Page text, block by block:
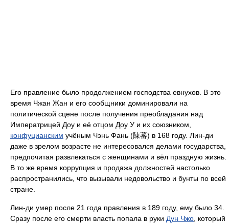
Его правление было продолжением господства евнухов. В это
время Чжан Жан и его сообщники доминировали на
политической сцене после получения преобладания над
Императрицей Доу и её отцом Доу У и их союзником,
конфуцианским учёным Чэнь Фань (陳蕃) в 168 году. Лин-ди
даже в зрелом возрасте не интересовался делами государства,
предпочитая развлекаться с женщинами и вёл праздную жизнь.
В то же время коррупция и продажа должностей настолько
распространились, что вызывали недовольство и бунты по всей
стране.
Лин-ди умер после 21 года правления в 189 году, ему было 34.
Сразу после его смерти власть попала в руки Дун Чжо , который